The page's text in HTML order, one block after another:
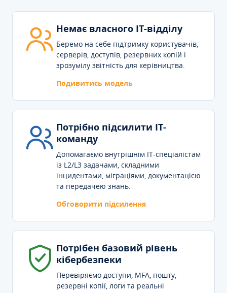
Немає власного IT-відділу
Беремо на себе підтримку користувачів,
серверів, доступів, резервних копій і
зрозумілу звітність для керівництва.
Подивитись модель
Потрібно підсилити IT-
команду
Допомагаємо внутрішнім IT-спеціалістам
із L2/L3 задачами, складними
інцидентами, міграціями, документацією
та передачею знань.
Обговорити підсилення
Потрібен базовий рівень
кібербезпеки
Перевіряємо доступи, MFA, пошту,
резервні копії, логи та реальні